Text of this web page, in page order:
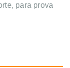
para prova